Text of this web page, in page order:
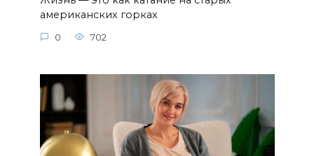
американских горках
0 702